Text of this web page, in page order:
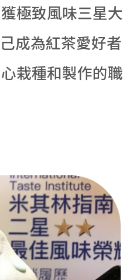
極致風味三星大
成為紅茶愛好者
栽種和製作的職